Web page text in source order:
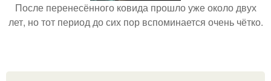
После перенесённого ковида прошло уже около двух
лет, но тот период до сих пор вспоминается очень чётко.